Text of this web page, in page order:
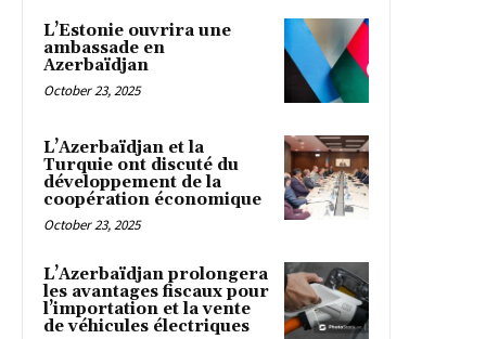
L’Estonie ouvrira une
ambassade en
Azerbaïdjan
October 23, 2025
L’Azerbaïdjan et la
Turquie ont discuté du
développement de la
coopération économique
October 23, 2025
L’Azerbaïdjan prolongera
les avantages fiscaux pour
l’importation et la vente
de véhicules électriques